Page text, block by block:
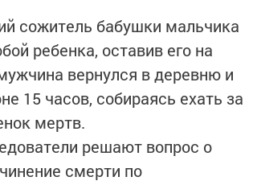
сожитель бабушки мальчика
ребенка, оставив его на
вернулся в деревню и
15 часов, собираясь ехать за
мертв.
решают вопрос о
смерти по